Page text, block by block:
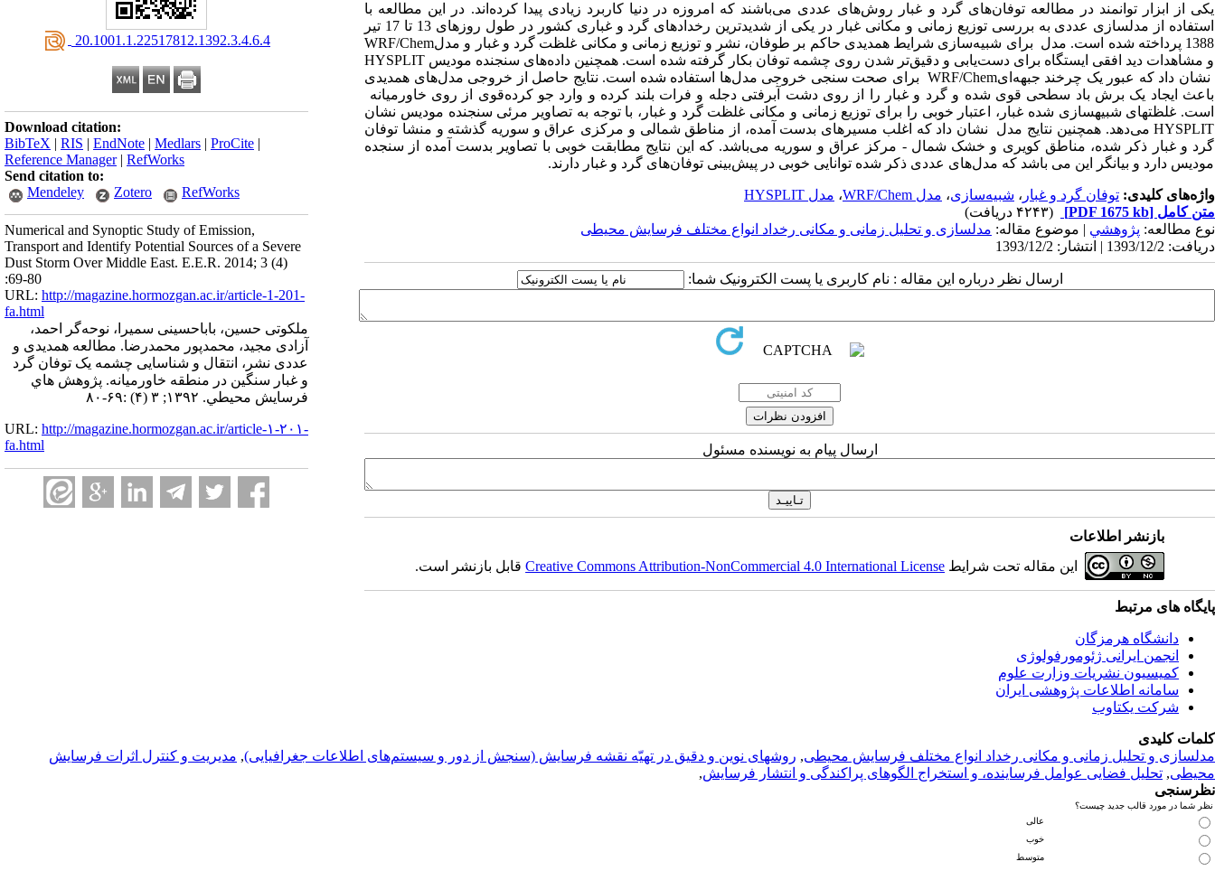
‎ 20.1001.1.22517812.1392.3.4.6.4
Download citation:
BibTeX | RIS | EndNote | Medlars | ProCite |
Reference Manager| RefWorks
Send citation to:
Mendeley
Zotero RefWorks
Numerical and Synoptic Study of Emission,
Transport and Identify Potential Sources of a Severe
Dust Storm Over Middle East. E.E.R. 2014; 3 (4)
:69-80
URL: http://magazine.hormozgan.ac.ir/article-1-201-
fa.html
ملکوتی حسین، باباحسینی سمیرا، نوحه‌گر احمد،
آزادی مجید، محمدپور محمدرضا. مطالعه همدیدی و
عددی نشر، انتقال و شناسایی چشمه یک توفان گرد
و غبار سنگین در منطقه خاورمیانه. پژوهش هاي
فرسايش محيطي. ۱۳۹۲; ۳ (۴) :۶۹-۸۰
URL: http://magazine.hormozgan.ac.ir/article-۱-۲۰۱-
fa.html
یکی از ابزار توانمند در مطالعه توفان‌های گرد و غبار روش‌های عددی می‌باشند که امروزه در دنیا کاربرد زیادی پیدا کرده‌اند. در این مطالعه با
استفاده از مدلسازی عددی به بررسی توزیع زمانی و مکانی غبار در یکی از شدیدترین رخدادهای گرد و غباری کشور در طول روزهای 13 تا 17 تیر
1388 پرداخته شده است. مدل
WRF/Chemبرای شبیه‌سازی شرایط همدیدی حاکم بر طوفان، نشر و توزیع زمانی و مکانی غلظت گرد و غبار و مدل
HYSPLIT برای دست‌یابی و دقیق‌تر شدن روی چشمه توفان بکار گرفته شده است. همچنین داده‌های سنجنده مودیس و مشاهدات دید افقی ایستگاه
های همدیدیبرای صحت سنجی خروجی مدل‌ها استفاده شده است. نتایج حاصل از خروجی مدل WRF/Chemنشان داد که عبور یک چرخند جبهه‌ای
قوی از روی خاورمیانهباعث ایجاد یک برش باد سطحی قوی شده و گرد و غبار را از روی دشت آبرفتی دجله و فرات بلند کرده و وارد جو کرده
است. غلظت­های شبیه­سازی شده غبار، اعتبار خوبی را برای توزیع زمانی و مکانی غلظت گرد و غبار، با توجه به تصاویر مرئی سنجنده مودیس نشان
می‌دهد. همچنین نتایج مدل HYSPLIT
نشان داد که اغلب مسیرهای بدست آمده، از مناطق شمالی و مرکزی عراق و سوریه گذشته و منشا توفان
گرد و غبار ذکر شده، مناطق کویری و خشک شمال- مرکز
عراق و سوریه می‌باشد. که این نتایج مطابقت خوبی با تصاویر بدست آمده از سنجده
مودیس دارد و بیانگر این می باشد که مدل‌های عددی ذکر شده توانایی خوبی در پیش‌بینی توفان‌های گرد و غبار دارند.
واژه‌های کلیدی: توفان گرد و غبار ، شبیه‌سازی، مدل WRF/Chem ، مدل HYSPLIT
متن کامل [PDF 1675 kb]
(۴۲۴۳ دریافت)
نوع مطالعه: پژوهشي | موضوع مقاله: مدلسازی و تحلیل زمانی و مکانی رخداد انواع مختلف فرسایش محیطی
دریافت: 1393/12/2 | انتشار: 1393/12/2
ارسال نظر درباره این مقاله : نام کاربری یا پست الکترونیک شما:
ارسال پیام به نویسنده مسئول
بازنشر اطلاعات
این مقاله تحت شرایط Creative Commons Attribution-NonCommercial 4.0 International Licenseقابل بازنشر است.
پایگاه های مرتبط
دانشگاه هرمزگان
انجمن ایرانی ژئومورفولوژی
کمیسیون نشریات وزارت علوم
سامانه اطلاعات پژوهشی ایران
شرکت یکتاوب
کلمات کلیدی
مدلسازی و تحلیل زمانی و مکانی رخداد انواع مختلف فرسایش محیطی, روشهای نوین و دقیق در تهیّه نقشه فرسایش (سنجش از دور و سیستم‌های اطلاعات جغرافیایی), مدیریت و کنترل اثرات فرسایش
محیطی, تحلیل فضایی عوامل فرساینده، و استخراج الگوهای پراکندگی و انتشار فرسایش,
نظرسنجی
نظر شما در مورد قالب جدید چیست؟
عالی
خوب
متوسط